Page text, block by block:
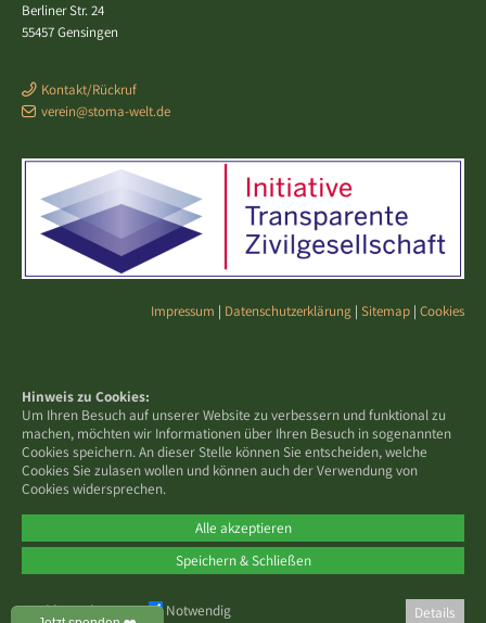
Alle akzeptieren
Speichern & Schließen
Hinweis zu Cookies:
Um Ihren Besuch auf unserer Website zu verbessern und funktional zu
machen, möchten wir Informationen über Ihren Besuch in sogenannten
Cookies speichern. An dieser Stelle können Sie entscheiden, welche
Cookies Sie zulasen wollen und können auch der Verwendung von
Cookies widersprechen.
Cookies zulassen: Notwendig Details
Berliner Str. 24
55457 Gensingen
Kontakt/Rückruf
verein@stoma-welt.de
Impressum | Datenschutzerklärung | Sitemap | Cookies